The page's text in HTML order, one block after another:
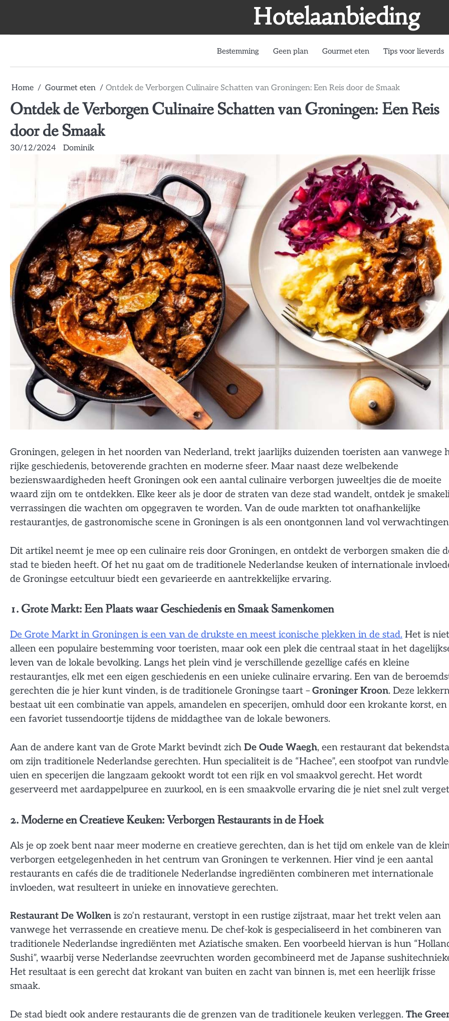
Hotelaanbieding
Bestemming Geen plan Gourmet eten Tips voor lieverds
Home Gourmet eten Ontdek de Verborgen Culinaire Schatten van Groningen: Een Reis door de Smaak
Ontdek de Verborgen Culinaire Schatten van Groningen: Een Reis
door de Smaak
30/12/2024 Dominik
Groningen, gelegen in het noorden van Nederland, trekt jaarlijks duizenden toeristen aan vanwege
rijke geschiedenis, betoverende grachten en moderne sfeer. Maar naast deze welbekende
bezienswaardigheden heeft Groningen ook een aantal culinaire verborgen juweeltjes die de moeite
waard zijn om te ontdekken. Elke keer als je door de straten van deze stad wandelt, ontdek je
verrassingen die wachten om opgegraven te worden. Van de oude markten tot onafhankelijke
restaurantjes, de gastronomische scene in Groningen is als een onontgonnen land vol
Dit artikel neemt je mee op een culinaire reis door Groningen, en ontdekt de verborgen smaken die
stad te bieden heeft. Of het nu gaat om de traditionele Nederlandse keuken of internationale
de Groningse eetcultuur biedt een gevarieerde en aantrekkelijke ervaring.
1. Grote Markt: Een Plaats waar Geschiedenis en Smaak Samenkomen
De Grote Markt in Groningen is een van de drukste en meest iconische plekken in de stad. Het is niet
alleen een populaire bestemming voor toeristen, maar ook een plek die centraal staat in het
leven van de lokale bevolking. Langs het plein vind je verschillende gezellige cafés en kleine
restaurantjes, elk met een eigen geschiedenis en een unieke culinaire ervaring. Een van de
gerechten die je hier kunt vinden, is de traditionele Groningse taart –Groninger Kroon. Deze
bestaat uit een combinatie van appels, amandelen en specerijen, omhuld door een krokante korst, en
een favoriet tussendoortje tijdens de middagthee van de lokale bewoners.
Aan de andere kant van de Grote Markt bevindt zich De Oude Waegh, een restaurant dat
om zijn traditionele Nederlandse gerechten. Hun specialiteit is de “Hachee”, een stoofpot van
uien en specerijen die langzaam gekookt wordt tot een rijk en vol smaakvol gerecht. Het wordt
geserveerd met aardappelpuree en zuurkool, en is een smaakvolle ervaring die je niet snel zult
2. Moderne en Creatieve Keuken: Verborgen Restaurants in de Hoek
Als je op zoek bent naar meer moderne en creatieve gerechten, dan is het tijd om enkele van de
verborgen eetgelegenheden in het centrum van Groningen te verkennen. Hier vind je een aantal
restaurants en cafés die de traditionele Nederlandse ingrediënten combineren met internationale
invloeden, wat resulteert in unieke en innovatieve gerechten.
Restaurant De Wolken is zo’n restaurant, verstopt in een rustige zijstraat, maar het trekt velen aan
vanwege het verrassende en creatieve menu. De chef-kok is gespecialiseerd in het combineren van
traditionele Nederlandse ingrediënten met Aziatische smaken. Een voorbeeld hiervan is hun
Sushi”, waarbij verse Nederlandse zeevruchten worden gecombineerd met de Japanse
Het resultaat is een gerecht dat krokant van buiten en zacht van binnen is, met een heerlijk frisse
smaak.
De stad biedt ook andere restaurants die de grenzen van de traditionele keuken verleggen. The